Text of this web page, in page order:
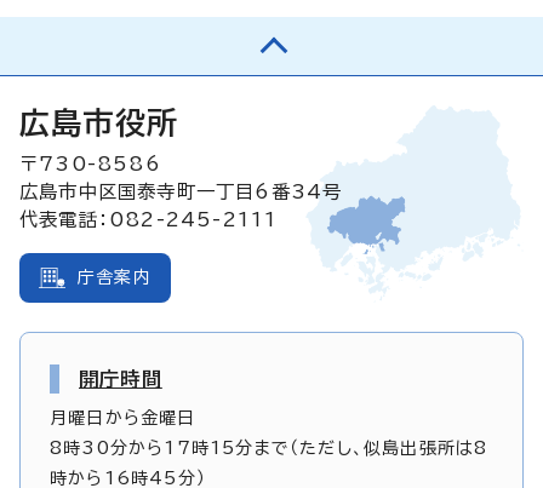
広島市役所
〒730-8586
広島市中区国泰寺町一丁目6番34号
代表電話：082-245-2111
庁舎案内
開庁時間
月曜日から金曜日
8時30分から17時15分まで（ただし、似島出張所は8
時から16時45分）